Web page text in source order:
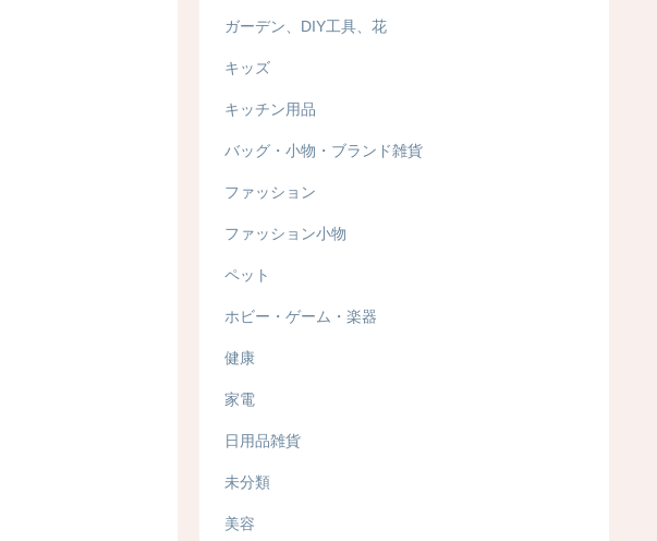
ガーデン、DIY工具、花
キッズ
キッチン用品
バッグ・小物・ブランド雑貨
ファッション
ファッション小物
ペット
ホビー・ゲーム・楽器
健康
家電
日用品雑貨
未分類
美容